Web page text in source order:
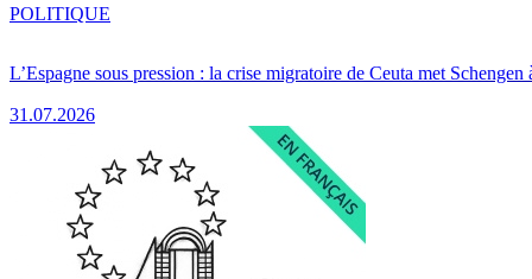
L’Espagne sous pression : la crise migratoire de Ceuta met Schengen
31.07.2026
POLITIQUE